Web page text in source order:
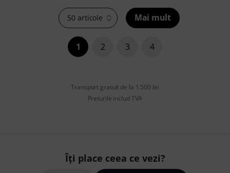
50 articole Mai mult
1 2 3 4
Transport gratuit de la 1.500 lei
Preturile includ TVA
Îți place ceea ce vezi?